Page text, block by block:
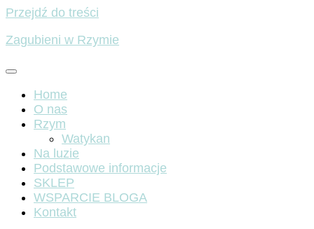
Przejdź do treści
Zagubieni w Rzymie
Home
O nas
Rzym
Watykan
Na luzie
Podstawowe informacje
SKLEP
WSPARCIE BLOGA
Kontakt